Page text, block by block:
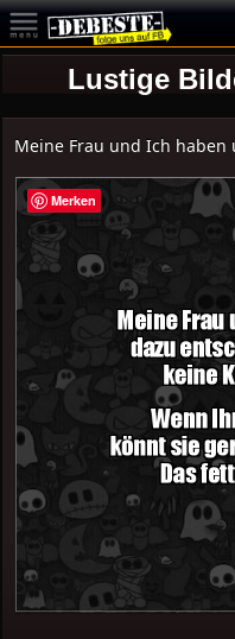
Lustige
Meine Frau und Ich haben
Merken